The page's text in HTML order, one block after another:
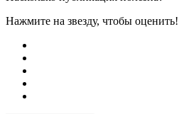
Нажмите на звезду, чтобы оценить!